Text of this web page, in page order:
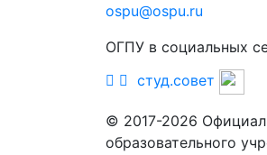
ospu@ospu.ru
ОГПУ в социальных
студ.совет
© 2017-2026
образовательного